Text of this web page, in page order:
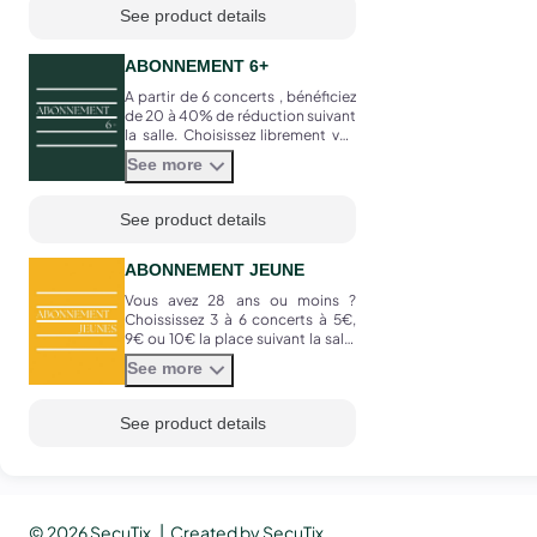
See product details
ABONNEMENT 6+
A partir de 6 concerts , bénéficiez
de 20 à 40% de réduction suivant
la salle. Choisissez librement vos
concerts parmi les programmes
proposés dans la saison.
See more
See product details
ABONNEMENT JEUNE
Vous avez 28 ans ou moins ?
Choississez 3 à 6 concerts à 5€,
9€ ou 10€ la place suivant la salle
(hors concerts lyriques et
productions extérieures).
See more
See product details
Page
© 2026 SecuTix Created by SecuTix